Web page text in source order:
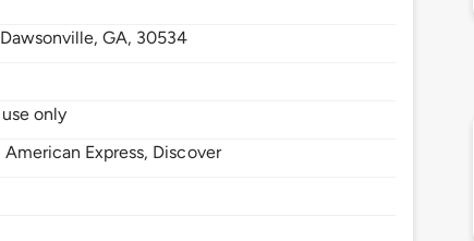
Dawsonville,GA, 30534
only
Express, Discover